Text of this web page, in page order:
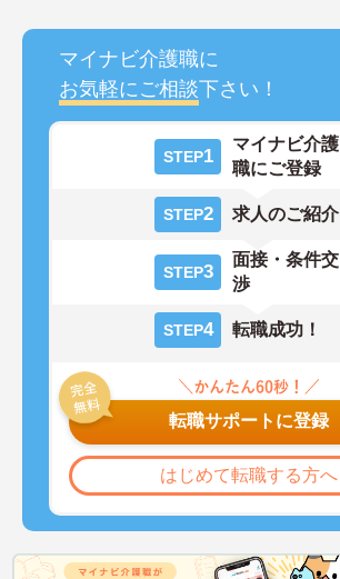
マイナビ介護職に
お気軽にご相談下さい！
STEP1
マイナビ介護
職にご登録
STEP2 求人のご紹介
STEP3
面接・条件交
渉
STEP4 転職成功！
転職サポートに登録
はじめて転職する方へ